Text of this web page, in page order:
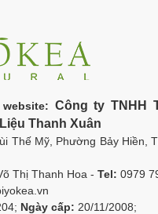
Công ty TNHH
Thanh Xuân
Thế Mỹ, Phường Bảy Hiền,
Thị Thanh Hoa - Tel: 0979
Ngày cấp: 20/11/2008;